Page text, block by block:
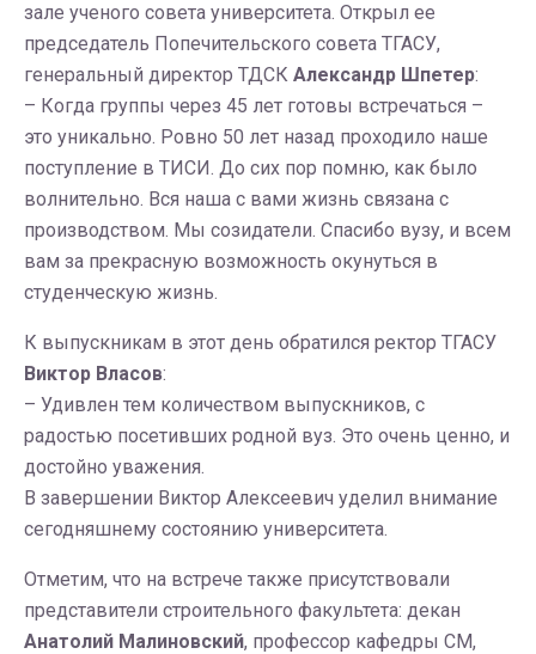
зале ученого совета университета. Открыл ее
председатель Попечительского совета ТГАСУ,
генеральный директор ТДСК Александр Шпетер:
– Когда группы через 45 лет готовы встречаться –
это уникально. Ровно 50 лет назад проходило наше
поступление в ТИСИ. До сих пор помню, как было
волнительно. Вся наша с вами жизнь связана с
производством. Мы созидатели. Спасибо вузу, и всем
вам за прекрасную возможность окунуться в
студенческую жизнь.
К выпускникам в этот день обратился ректор ТГАСУ
Виктор Власов:
– Удивлен тем количеством выпускников, с
радостью посетивших родной вуз. Это очень ценно, и
достойно уважения.
В завершении Виктор Алексеевич уделил внимание
сегодняшнему состоянию университета.
Отметим, что на встрече также присутствовали
представители строительного факультета: декан
Анатолий Малиновский, профессор кафедры СМ,